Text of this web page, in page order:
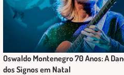
Oswaldo Montenegro 70 Anos: A
dos Signos em Natal